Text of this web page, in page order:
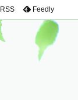
RSS Feedly